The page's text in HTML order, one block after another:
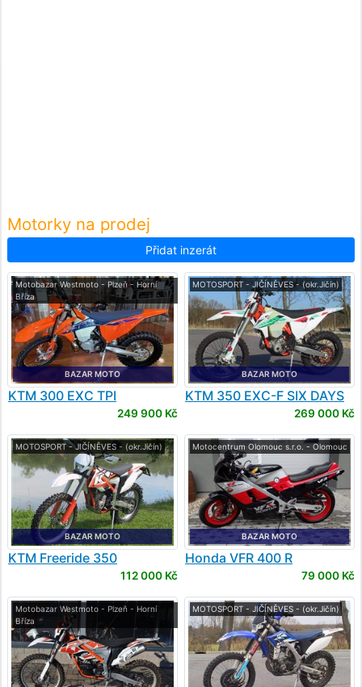
Motorky na prodej
Přidat inzerát
Motobazar Westmoto - Plzeň - Horní
Bříza
BAZAR MOTO
KTM 300 EXC TPI
249 900 Kč
MOTOSPORT - JIČÍNĚVES - (okr.Jičín)
BAZAR MOTO
KTM 350 EXC-F SIX DAYS
269 000 Kč
MOTOSPORT - JIČÍNĚVES - (okr.Jičín)
BAZAR MOTO
KTM Freeride 350
112 000 Kč
Motocentrum Olomouc s.r.o. - Olomouc
BAZAR MOTO
Honda VFR 400 R
79 000 Kč
Motobazar Westmoto - Plzeň - Horní
Bříza
MOTOSPORT - JIČÍNĚVES - (okr.Jičín)